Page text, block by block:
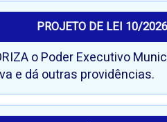
PROJETO DE LEI 10/2026
o Poder Executivo
e dá outras providências.